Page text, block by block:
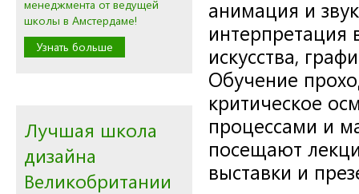
менеджмента от ведущей
школы в Амстердаме!
Узнать больше
Лучшая школа
дизайна
Великобритании
анимация и
интерпретация
искусства,
Обучение
критическое
процессами и
посещают
выставки и